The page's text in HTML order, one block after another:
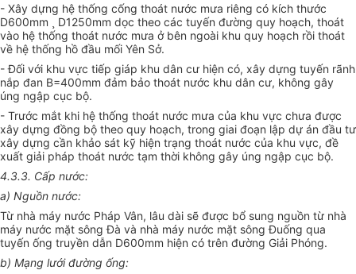
- Xây dựng hệ thống cống thoát nước mưa riêng có kích thước
D600mm
D1250mm dọc theo các tuyến đường quy hoạch, thoát
vào hệ thống thoát nước mưa ở bên ngoài khu quy hoạch rồi thoát
về hệ thống hồ đầu mối Yên Sở.
- Đối với khu vực tiếp giáp khu dân cư hiện có, xây dựng tuyến rãnh
nắp đan B=400mm đảm bảo thoát nước khu dân cư, không gây
úng ngập cục bộ.
- Trước mắt khi hệ thống thoát nước mưa của khu vực chưa được
xây dựng đồng bộ theo quy hoạch, trong giai đoạn lập dự án đầu tư
xây dựng cần khảo sát kỹ hiện trạng thoát nước của khu vực, đề
xuất giải pháp thoát nước tạm thời không gây úng ngập cục bộ.
4.3.3. Cấp nước:
a) Nguồn nước:
Từ nhà máy nước Pháp Vân, lâu dài sẽ được bổ sung nguồn từ nhà
máy nước mặt sông Đà và nhà máy nước mặt sông Đuống qua
tuyến ống truyền dẫn D600mm hiện có trên đường Giải Phóng.
b) Mạng lưới đường ống: